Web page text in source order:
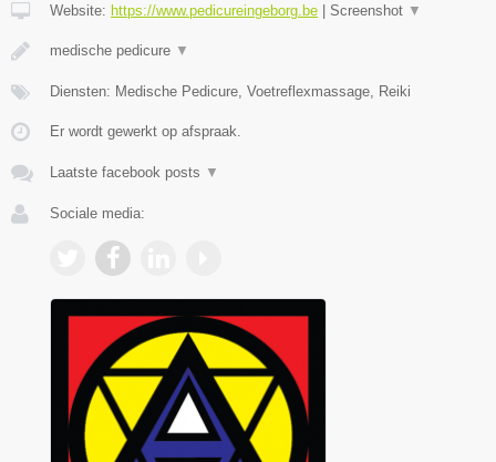
Website: https://www.pedicureingeborg.be Screenshot ▼
medische pedicure ▼
Diensten: Medische Pedicure, Voetreflexmassage, Reiki
Er wordt gewerkt op afspraak.
Laatste facebook posts ▼
Sociale media: